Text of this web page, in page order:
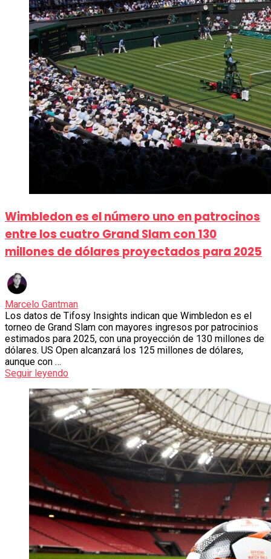
Wimbledon es el número uno en patrocinos
entre los cuatro Grand Slam con 130
millones de dólares proyectados para 2025
Marcelo Gantman
Los datos de Tifosy Insights indican que Wimbledon es el
torneo de Grand Slam con mayores ingresos por patrocinios
estimados para 2025, con una proyección de 130 millones de
dólares. US Open alcanzará los 125 millones de dólares,
aunque con …
Seguir leyendo